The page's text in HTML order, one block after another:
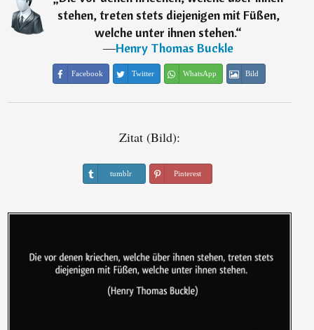
stehen, treten stets diejenigen mit Füßen,
welche unter ihnen stehen.“
―Henry Thomas Buckle
Facebook Twitter WhatsApp Bild
Zitat (Bild):
tumblr Pinterest